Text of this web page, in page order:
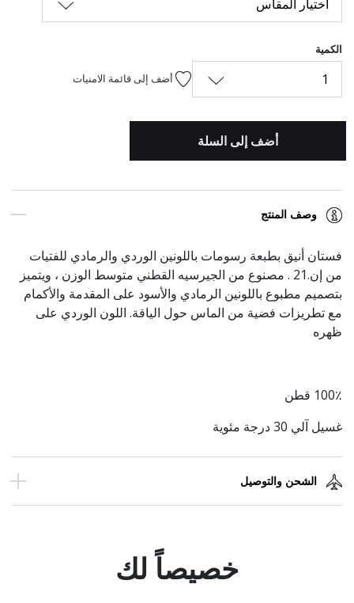
اختيار المقاس
الكمية
1 أضف إلى قائمة الامنيات
أضف إلى السلة
وصف المنتج
فستان أنيق بطبعة رسومات باللونين الوردي والرمادي للفتيات
من إن.21 . مصنوع من الجيرسيه القطني متوسط الوزن ، ويتميز
بتصميم مطبوع باللونين الرمادي والأسود على المقدمة والأكمام
مع تطريزات فضية من الماس حول الياقة. اللون الوردي على
ظهره
100٪ قطن
غسيل آلي 30 درجة مئوية
الشحن والتوصيل
خصيصاً لك